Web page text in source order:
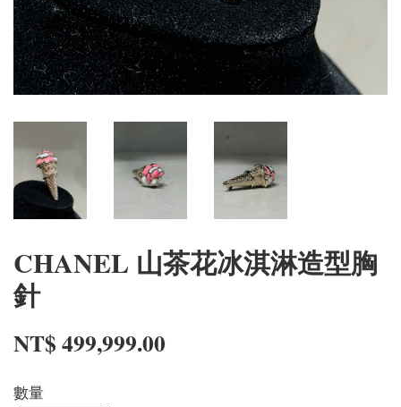
CHANEL 山茶花冰淇淋造型胸
針
NT$ 499,999.00
數量